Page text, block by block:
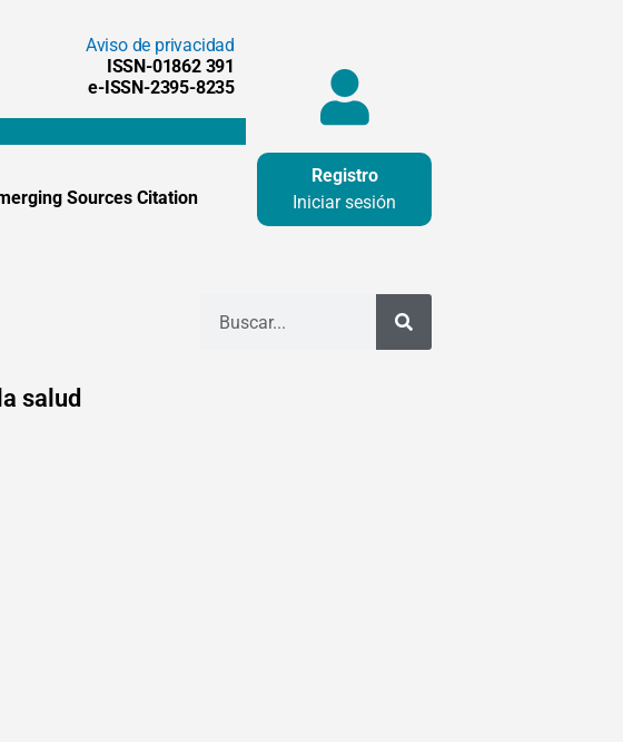
Aviso de privacidad
ISSN-01862 391
e-ISSN-2395-8235
Sources Citation
Registro
Iniciar sesión
salud